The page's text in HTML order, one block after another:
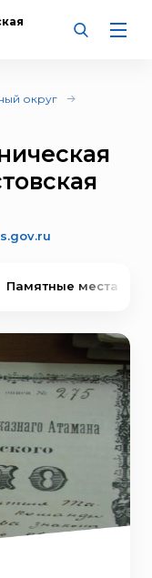
округ
Памятные места